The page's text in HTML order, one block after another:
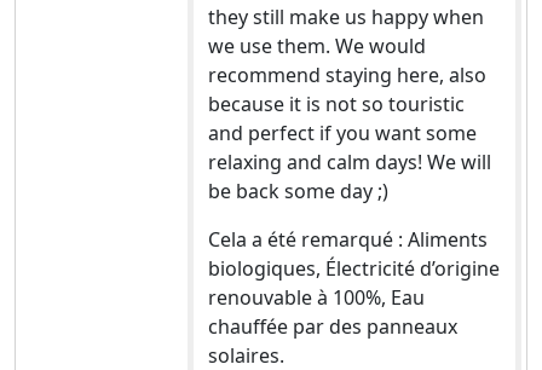
they still make us happy when
we use them. We would
recommend staying here, also
because it is not so touristic
and perfect if you want some
relaxing and calm days! We will
be back some day ;)
Cela a été remarqué : Aliments
biologiques, Électricité d’origine
renouvable à 100%, Eau
chauffée par des panneaux
solaires.